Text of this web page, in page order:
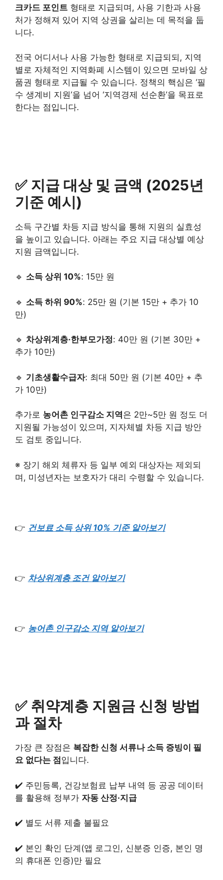
크카드 포인트 형태로 지급되며, 사용 기한과 사용
처가 정해져 있어 지역 상권을 살리는 데 목적을 둡
니다.
전국 어디서나 사용 가능한 형태로 지급되되, 지역
별로 자체적인 지역화폐 시스템이 있으면 모바일 상
품권 형태로 지급될 수 있습니다. 정책의 핵심은 ‘필
수 생계비 지원’을 넘어 ‘지역경제 선순환’을 목표로
한다는 점입니다.
✅ 지급 대상 및 금액 (2025년
기준 예시)
소득 구간별 차등 지급 방식을 통해 지원의 실효성
을 높이고 있습니다. 아래는 주요 지급 대상별 예상
지원 금액입니다.
🔹 소득 상위 10%: 15만 원
🔹 소득 하위 90%: 25만 원 (기본 15만 + 추가 10
만)
🔹 차상위계층·한부모가정: 40만 원 (기본 30만 +
추가 10만)
🔹 기초생활수급자: 최대 50만 원 (기본 40만 + 추
가 10만)
추가로 농어촌 인구감소 지역은 2만~5만 원 정도 더
지원될 가능성이 있으며, 지자체별 차등 지급 방안
도 검토 중입니다.
※ 장기 해외 체류자 등 일부 예외 대상자는 제외되
며, 미성년자는 보호자가 대리 수령할 수 있습니다.
👉 건보료 소득 상위 10% 기준 알아보기
👉 차상위계층 조건 알아보기
👉 농어촌 인구감소 지역 알아보기
✅ 취약계층 지원금 신청 방법
과 절차
가장 큰 장점은 복잡한 신청 서류나 소득 증빙이 필
요 없다는 점 입니다.
✔️ 주민등록, 건강보험료 납부 내역 등 공공 데이터
를 활용해 정부가 자동 산정·지급
✔️ 별도 서류 제출 불필요
✔️ 본인 확인 단계(앱 로그인, 신분증 인증, 본인 명
의 휴대폰 인증)만 필요